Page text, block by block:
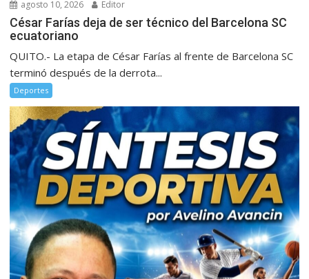
agosto 10, 2026 Editor
César Farías deja de ser técnico del Barcelona SC
ecuatoriano
QUITO.- La etapa de César Farías al frente de Barcelona SC
terminó después de la derrota...
Deportes